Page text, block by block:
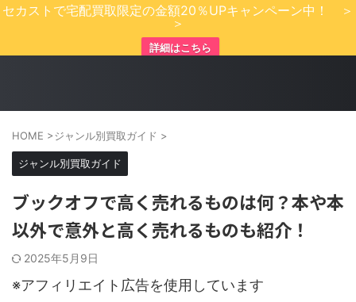
セカストで宅配買取限定の金額20％UPキャンペーン中！ ＞
＞
詳細はこちら
HOME >ジャンル別買取ガイド >
ジャンル別買取ガイド
ブックオフで高く売れるものは何？本や本
以外で意外と高く売れるものも紹介！
2025年5月9日
※アフィリエイト広告を使用しています